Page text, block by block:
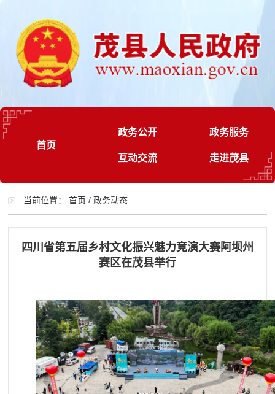
首页
政务公开 政务服务
互动交流 走进茂县
当前位置：首页 /政务动态
四川省第五届乡村文化振兴魅力竞演大赛阿坝州
赛区在茂县举行